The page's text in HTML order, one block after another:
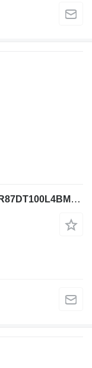
Электродвигатель SEW-Eurodrive R87DT100L4BMG/HR/TF/AS для промышленного оборудования